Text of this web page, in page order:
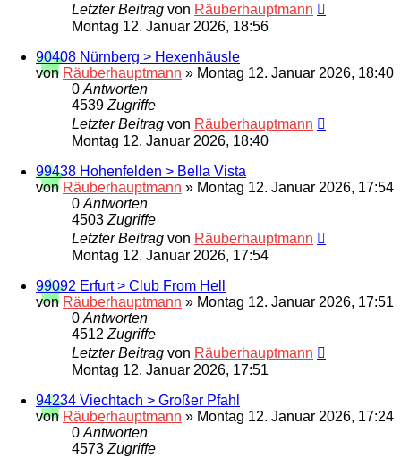
Letzter Beitrag von Räuberhauptmann
Montag 12. Januar 2026, 18:56
90408 Nürnberg > Hexenhäusle
von Räuberhauptmann » Montag 12. Januar 2026, 18:40
0 Antworten
4539 Zugriffe
Letzter Beitrag von Räuberhauptmann
Montag 12. Januar 2026, 18:40
99438 Hohenfelden > Bella Vista
von Räuberhauptmann » Montag 12. Januar 2026, 17:54
0 Antworten
4503 Zugriffe
Letzter Beitrag von Räuberhauptmann
Montag 12. Januar 2026, 17:54
99092 Erfurt > Club From Hell
von Räuberhauptmann » Montag 12. Januar 2026, 17:51
0 Antworten
4512 Zugriffe
Letzter Beitrag von Räuberhauptmann
Montag 12. Januar 2026, 17:51
94234 Viechtach > Großer Pfahl
von Räuberhauptmann » Montag 12. Januar 2026, 17:24
0 Antworten
4573 Zugriffe